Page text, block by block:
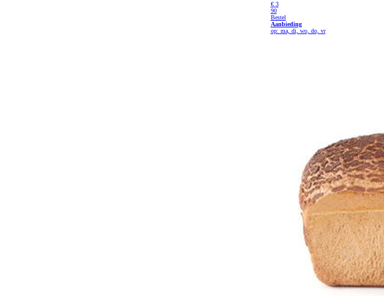
€ 3
90
Bestel
Aanbieding
op: ma, di, wo, do, vr